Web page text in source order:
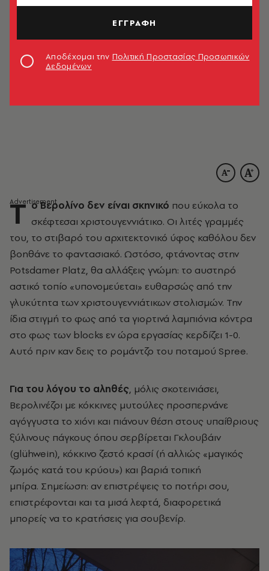
Τ ο Βερολίνο δεν είναι σκηνικό που εύκολα το
σκέφτεσαι χριστουγεννιάτικο. Οι λιτές γραμμές
του, το στιβαρό του αρχιτεκτονικό ύφος καθόλου δεν
βοηθάνε το φαντασιακό. Ωστόσο, φτάνοντας στην
Potsdamer Platz, θα αλλάξεις γνώμη: το αυστηρό
αστικό τοπίο «υπονομεύεται» ευθαρσώς από την
γλυκύτητα των χριστουγεννιάτικων στολισμών. Την
ίδια στιγμή το φως από τα γιορτινά λαμπιόνια κόντρα
στο φως των blocks εν ώρα εργασίας κερδίζει 1-0.
Αυτό πριν καν δεις το ρομάντζο του ποταμού Spree.
Για του λόγου το αληθές, μόλις σκοτεινιάσει,
Βερολινέζοι με κόκκινες μυτούλες προσπερνάνε
αγόγγυστα το χιόνι και πιάνουν θέση στους υπαίθριους
ξύλινους πάγκους όπου σερβίρεται Γκλουβάιν
(glühwein), κόκκινο ζεστό κρασί (ή αλλιώς «μαγικός
ζωμός κατά του κρύου») και βαριά τοπική
μπίρα. Σημείωση: αν επιστρέψεις το ποτήρι σου,
επιστρέφονται και τα μισά λεφτά, διαφορετικά
μπορείς να το κρατήσεις για σουβενίρ.
ΕΓΓΡΑΦΗ
Αποδέχομαι την Πολιτική Προστασίας Προσωπικών
Δεδομένων